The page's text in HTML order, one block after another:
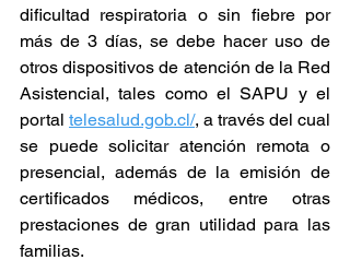
dificultad respiratoria o sin fiebre por
más de 3 días, se debe hacer uso de
otros dispositivos de atención de la Red
Asistencial, tales como el SAPU y el
portal telesalud.gob.cl/, a través del cual
se puede solicitar atención remota o
presencial, además de la emisión de
certificados médicos, entre otras
prestaciones de gran utilidad para las
familias.